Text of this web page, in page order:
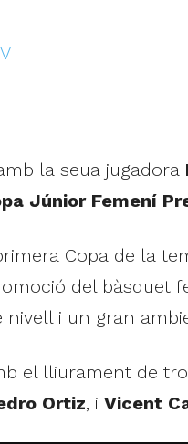
la seua jugadora
Júnior Femení
Copa de la
del
i un gran
el lliurament de
Ortiz, i Vicent